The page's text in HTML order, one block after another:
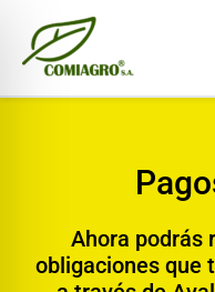
contenido
Ahora podrás
obligaciones que